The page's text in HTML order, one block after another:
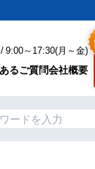
9:00～17:30(月～金)
るご質問会社概要